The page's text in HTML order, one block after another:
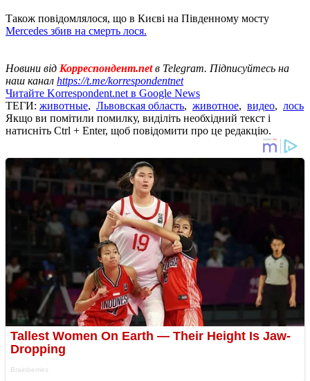
Також повідомлялося, що в Києві на Південному мосту
Mercedes збив на смерть лося.
Новини від Корреспондент.netв Telegram. Підписуйтесь на
наш канал https://t.me/korrespondentnet
Читайте Korrespondent.net в Google News
ТЕГИ: животные, Львовская область, животное, видео, лось
Якщо ви помітили помилку, виділіть необхідний текст і
натисніть Ctrl + Enter, щоб повідомити про це редакцію.